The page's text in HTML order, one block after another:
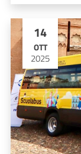
14
OTT
2025